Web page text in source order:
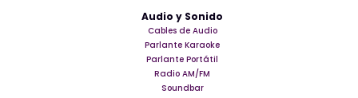
Audio y Sonido
Cables de Audio
Parlante Karaoke
Parlante Portátil
Radio AM/FM
Soundbar